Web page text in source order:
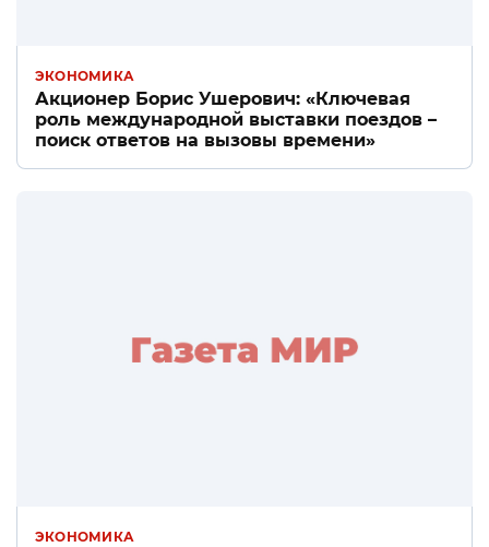
ЭКОНОМИКА
Акционер Борис Ушерович: «Ключевая
роль международной выставки поездов –
поиск ответов на вызовы времени»
ЭКОНОМИКА